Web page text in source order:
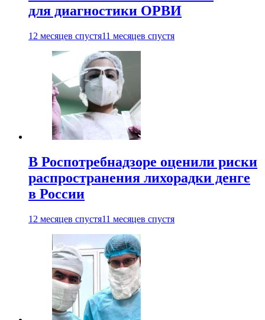
для диагностики ОРВИ
12 месяцев спустя11 месяцев спустя
В Роспотребнадзоре оценили риски
распространения лихорадки денге
в России
12 месяцев спустя11 месяцев спустя